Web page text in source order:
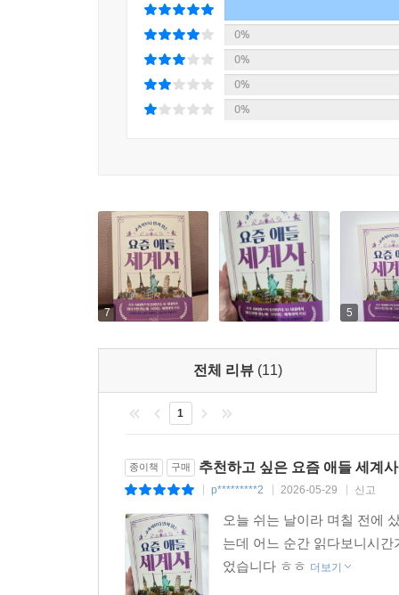
현대적 관점에서 개신교를 바라보면 교파 분열
외된 이들의 목소리를 대변해 왔으며 환경과 민주
만약 지금까지 크리스트교가 가톨릭이라는 단일
가 꿈꾸던 유토피아보다는 디스토피아에 가까운
역사에는 가정이 없다지만 만약 베르사유 체제
의 바이마르 공화국이 경제적・정치적 안정을 찾
또한 식민지 문제 역시 공정하게 다루어졌다면 어
극 또한 없었을지도 모릅니다.
그렇다면 진정한 국제 질서는 무엇으로 유지될 수
나라가 공정한 기준을 따르도록 강제하는 ‘집행의
이러한 조건이 갖추어지지 않으면 평화는 이름만
패는 바로 이 지점에서 비롯되었습니다. 이는 인
최근 100여 년 더 구체적으로는 최근 10년간 몰
2030년대 이후 달과 화성에 세워질 기지는 인간
적 가까운 우주 공간처럼 느껴지지만 실제로는
저자는 과거의 사건을 단순한 옛이야기로 끝내지
사회에 어떤 의미를 남기는가?”라는 자신만의 통
수많은 수험생과 청소년을 가르쳐 온 1타 인강
읽고 미래를 상상하는 힘을 길러 주는 쉽고 흥미로
0%
0%
0%
0%
7 5
전체 리뷰 (11)
1
종이책 구매 추천하고 싶은 요즘 애들 세계사
p*********2 2026-05-29 신고
오늘 쉬는 날이라 며칠 전에
는데 어느 순간 읽다보니시
었습니다 ㅎㅎ 더보기